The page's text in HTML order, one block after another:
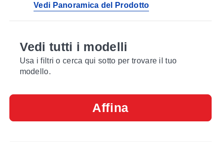
Vedi Panoramica del Prodotto
Vedi tutti i modelli
Usa i filtri o cerca qui sotto per trovare il tuo
modello.
Affina